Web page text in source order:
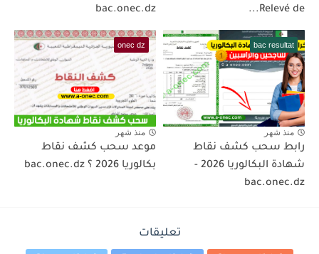
Relevé de...
bac.onec.dz
bac resultat
منذ شهر
رابط سحب كشف نقاط
شهادة البكالوريا 2026 -
bac.onec.dz
onec dz
منذ شهر
موعد سحب كشف نقاط
بكالوريا 2026 ؟ bac.onec.dz
تعليقات